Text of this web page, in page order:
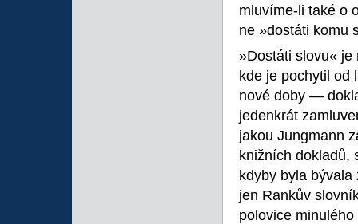
mluvíme-li také o
ne »dostáti komu
»Dostáti slovu«
kde je pochytil
nové doby —
jedenkrát
jakou Jungmann
knižních dokladů,
kdyby byla
jen Rankův
polovice